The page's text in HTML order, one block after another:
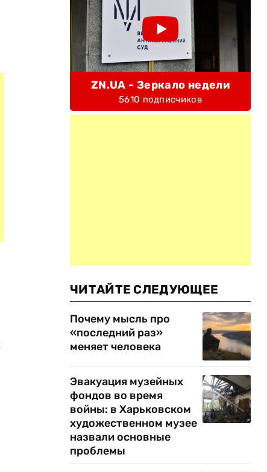
ZN.UA - Зеркало недели
5610 подписчиков
ЧИТАЙТЕ СЛЕДУЮЩЕЕ
Почему мысль про
«последний раз»
меняет человека
Эвакуация музейных
фондов во время
войны: в Харьковском
художественном музее
назвали основные
проблемы